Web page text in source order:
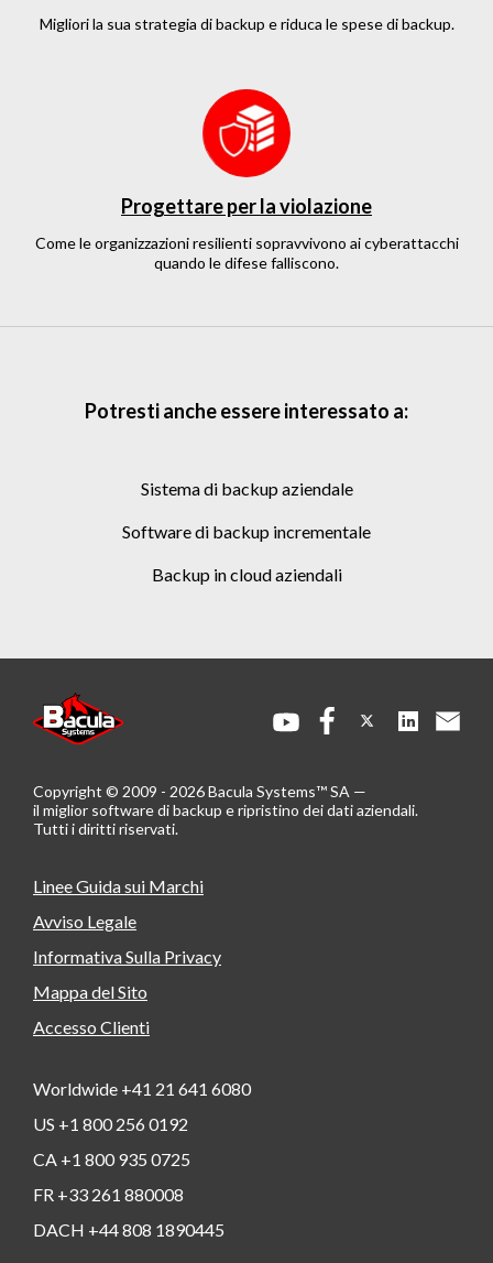
Migliori la sua strategia di backup e riduca le spese di backup.
Progettare per la violazione
Come le organizzazioni resilienti sopravvivono ai cyberattacchi
quando le difese falliscono.
Potresti anche essere interessato a:
sistema di backup aziendale
software di backup incrementale
backup in cloud aziendali
Linee Guida sui Marchi
Avviso Legale
Informativa Sulla Privacy
Mappa del Sito
Accesso Clienti
Worldwide +41 21 641 6080
US +1 800 256 0192
CA +1 800 935 0725
FR +33 261 880008
DACH +44 808 1890445
Copyright © 2009 - 2026 Bacula Systems™ SA —
il miglior software di backup e ripristino dei dati aziendali.
Tutti i diritti riservati.